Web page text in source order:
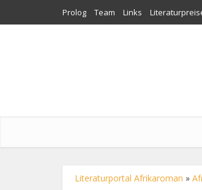
Prolog Team Links
Literaturportal Afrikaroman »